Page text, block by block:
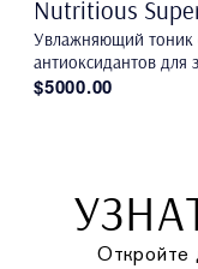
Nutritious
Увлажняющий тоник
антиоксидантов для
$5000.00
Откройте